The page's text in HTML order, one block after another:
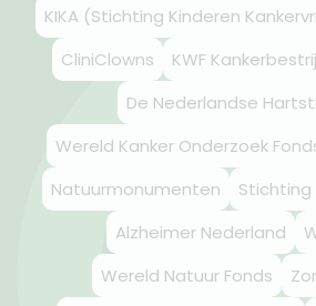
KIKA (Stichting Kinderen
CliniClowns
KWF
De Nederlandse
Wereld Kanker Onderzoek
Natuurmonumenten
Stichting
Alzheimer Nederland
Wereld Natuur Fonds